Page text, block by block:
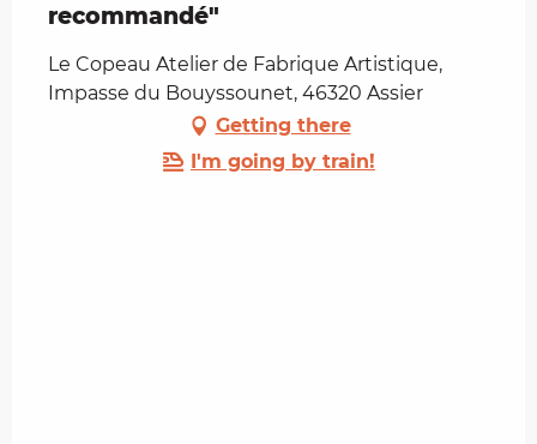
recommandé"
Le Copeau Atelier de Fabrique Artistique,
Impasse du Bouyssounet, 46320 Assier
Getting there
I'm going by train!